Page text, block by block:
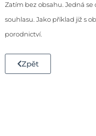
Zatím bez obsahu. Jedná
souhlasu. Jako příklad již s
porodnictví.
Zpět